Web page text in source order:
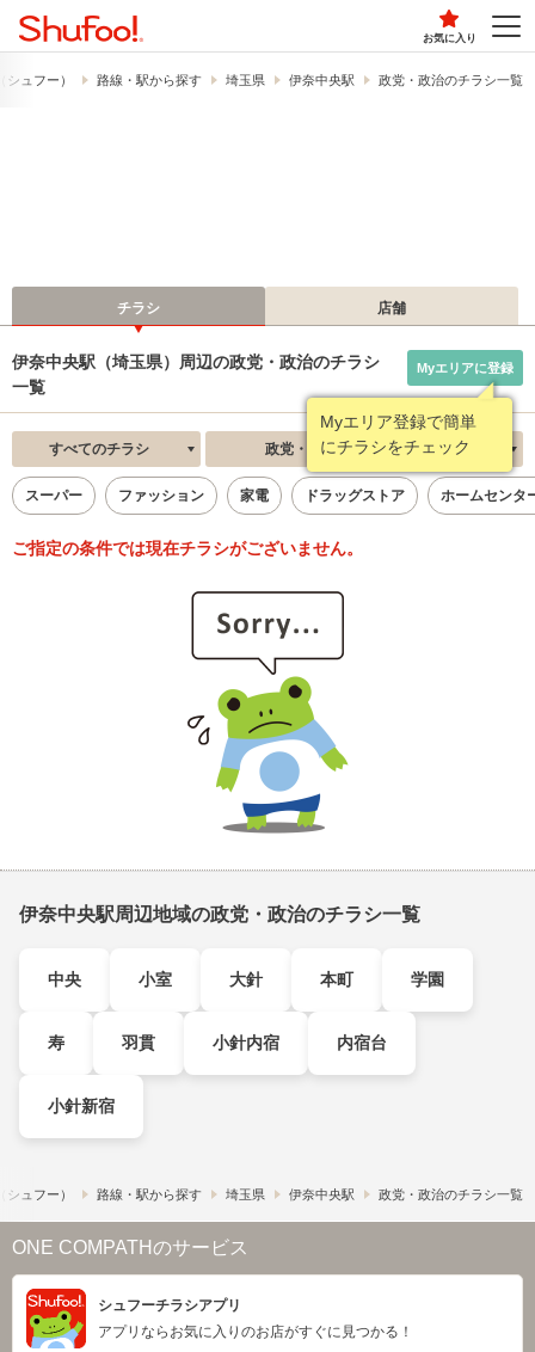
お気に入り
ュフー） 路線・駅から探す 埼玉県 伊奈中央駅 政党・政治のチラシ一覧
チラシ 店舗
伊奈中央駅（埼玉県）周辺の政党・政治のチラシ
一覧
Myエリア登録で簡単
にチラシをチェック
Myエリアに登録
すべてのチラシ 政党・政治 新着順
スーパー ファッション 家電 ドラッグストア ホームセンタ
ご指定の条件では現在チラシがございません。
伊奈中央駅周辺地域の政党・政治のチラシ一覧
中央 小室 大針 本町 学園
寿 羽貫 小針内宿 内宿台
小針新宿
ュフー） 路線・駅から探す 埼玉県 伊奈中央駅 政党・政治のチラシ一覧
ONE COMPATHのサービス
シュフーチラシアプリ
アプリならお気に入りのお店がすぐに見つかる！